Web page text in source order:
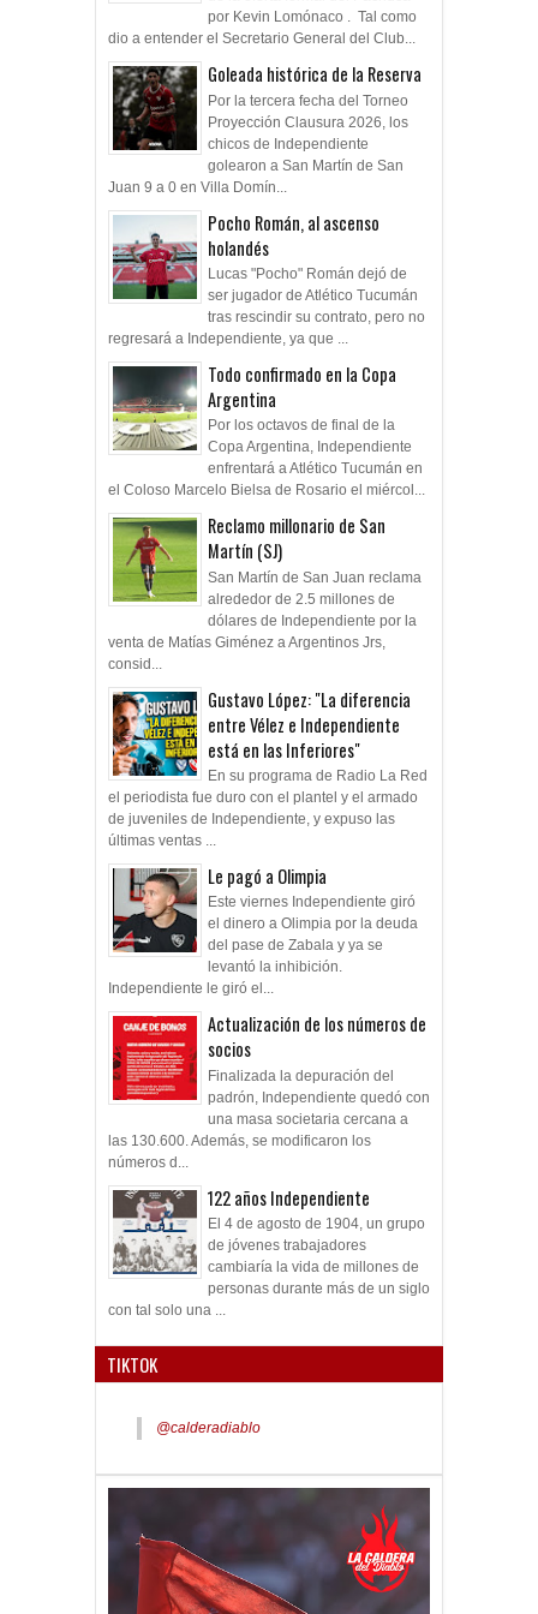
por Kevin Lomónaco . Tal como
dio a entender el Secretario General del Club...
Goleada histórica de la Reserva
Por la tercera fecha del Torneo
Proyección Clausura 2026, los
chicos de Independiente
golearon a San Martín de San
Juan 9 a 0 en Villa Domín...
Pocho Román, al ascenso
holandés
Lucas "Pocho" Román dejó de
ser jugador de Atlético Tucumán
tras rescindir su contrato, pero no
regresará a Independiente, ya que ...
Todo confirmado en la Copa
Argentina
Por los octavos de final de la
Copa Argentina, Independiente
enfrentará a Atlético Tucumán en
el Coloso Marcelo Bielsa de Rosario el miércol...
Reclamo millonario de San
Martín (SJ)
San Martín de San Juan reclama
alrededor de 2.5 millones de
dólares de Independiente por la
venta de Matías Giménez a Argentinos Jrs,
consid...
Gustavo López: "La diferencia
entre Vélez e Independiente
está en las Inferiores"
En su programa de Radio La Red
el periodista fue duro con el plantel y el armado
de juveniles de Independiente, y expuso las
últimas ventas ...
Le pagó a Olimpia
Este viernes Independiente giró
el dinero a Olimpia por la deuda
del pase de Zabala y ya se
levantó la inhibición.
Independiente le giró el...
Actualización de los números de
socios
Finalizada la depuración del
padrón, Independiente quedó con
una masa societaria cercana a
las 130.600. Además, se modificaron los
números d...
122 años Independiente
El 4 de agosto de 1904, un grupo
de jóvenes trabajadores
cambiaría la vida de millones de
personas durante más de un siglo
con tal solo una ...
TIKTOK
@calderadiablo